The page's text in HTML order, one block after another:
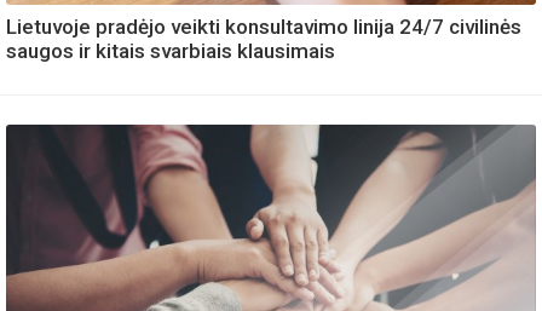
Lietuvoje pradėjo veikti konsultavimo linija 24/7 civilinės
saugos ir kitais svarbiais klausimais